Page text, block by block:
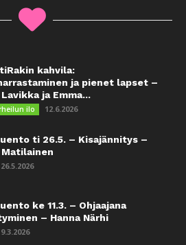
kahvila:
ja pienet lapset –
ja Emma...
ilo 12.6.2026
ti 26.5. – Kisajännitys –
Matilainen
26.5.2026
ke 11.3. – Ohjaajana
– Hanna Närhi
9.3.2026